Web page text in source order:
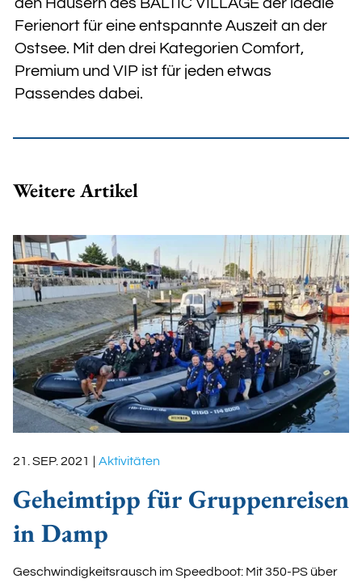
Ferienort für eine entspannte Auszeit an der
Ostsee. Mit den drei Kategorien Comfort,
Premium und VIP ist für jeden etwas
Passendes dabei.
Weitere Artikel
21. SEP. 2021 | Aktivitäten
Geheimtipp für Gruppenreisen
in Damp
Geschwindigkeitsrausch im Speedboot: Mit 350-PS über